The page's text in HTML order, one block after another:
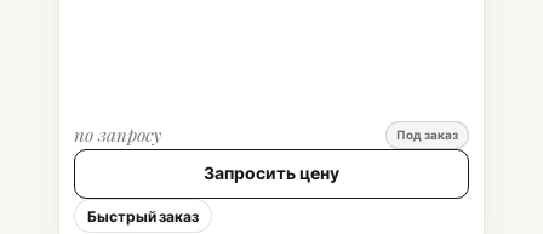
по запросу Под заказ
Запросить цену
Быстрый заказ